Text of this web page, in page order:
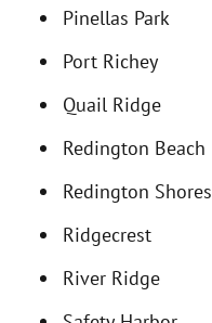
Pinellas Park
Port Richey
Quail Ridge
Redington Beach
Redington Shores
Ridgecrest
River Ridge